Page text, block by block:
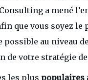
a mené
que vous soyez le
possible au niveau de
de votre stratégie
les plus populaires